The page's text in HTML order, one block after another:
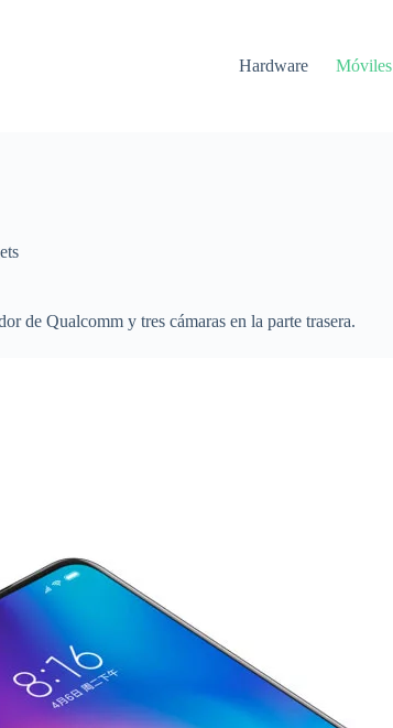
Hardware
Móviles
de Qualcomm y tres cámaras en la parte trasera.